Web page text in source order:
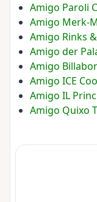
Amigo Paroli
Amigo Merk-
Amigo Rinks
Amigo der
Amigo
Amigo ICE
Amigo IL
Amigo Quixo